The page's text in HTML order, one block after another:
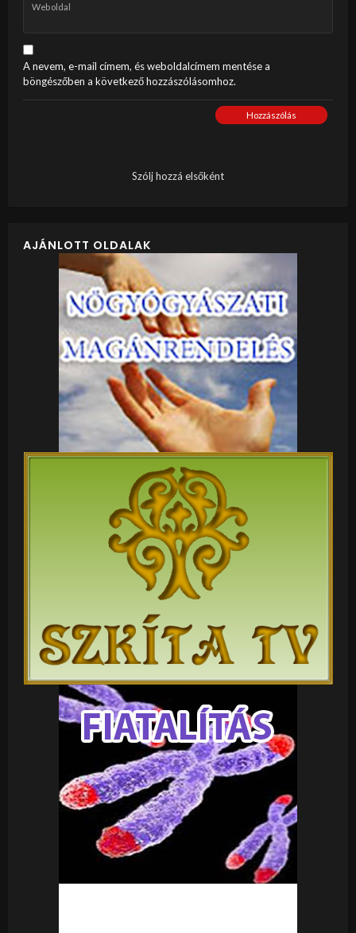
Weboldal
A nevem, e-mail címem, és weboldalcímem mentése a
böngészőben a következő hozzászólásomhoz.
Hozzászólás
Szólj hozzá elsőként
AJÁNLOTT OLDALAK